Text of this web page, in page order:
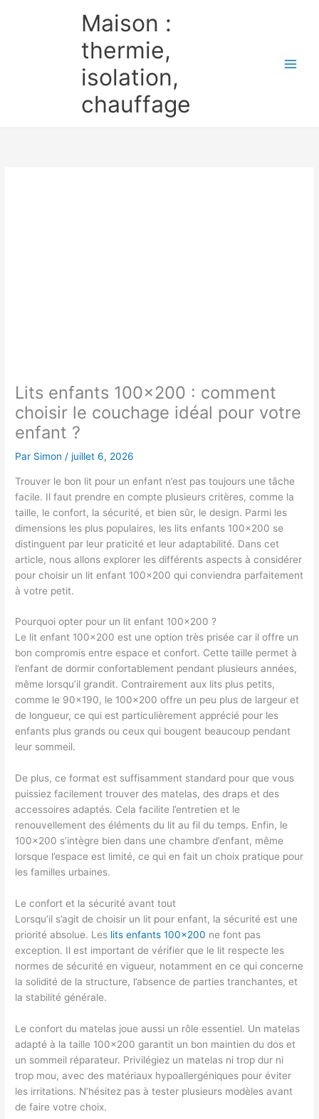
Maison :
thermie,
isolation,
chauffage
Lits enfants 100×200 : comment
choisir le couchage idéal pour votre
enfant ?
Par Simon /juillet 6, 2026
Trouver le bon lit pour un enfant n’est pas toujours une tâche
facile. Il faut prendre en compte plusieurs critères, comme la
taille, le confort, la sécurité, et bien sûr, le design. Parmi les
dimensions les plus populaires, les lits enfants 100×200 se
distinguent par leur praticité et leur adaptabilité. Dans cet
article, nous allons explorer les différents aspects à considérer
pour choisir un lit enfant 100×200 qui conviendra parfaitement
à votre petit.
Pourquoi opter pour un lit enfant 100×200 ?
Le lit enfant 100×200 est une option très prisée car il offre un
bon compromis entre espace et confort. Cette taille permet à
l’enfant de dormir confortablement pendant plusieurs années,
même lorsqu’il grandit. Contrairement aux lits plus petits,
comme le 90×190, le 100×200 offre un peu plus de largeur et
de longueur, ce qui est particulièrement apprécié pour les
enfants plus grands ou ceux qui bougent beaucoup pendant
leur sommeil.
De plus, ce format est suffisamment standard pour que vous
puissiez facilement trouver des matelas, des draps et des
accessoires adaptés. Cela facilite l’entretien et le
renouvellement des éléments du lit au fil du temps. Enfin, le
100×200 s’intègre bien dans une chambre d’enfant, même
lorsque l’espace est limité, ce qui en fait un choix pratique pour
les familles urbaines.
Le confort et la sécurité avant tout
Lorsqu’il s’agit de choisir un lit pour enfant, la sécurité est une
priorité absolue. Les lits enfants 100×200 ne font pas
exception. Il est important de vérifier que le lit respecte les
normes de sécurité en vigueur, notamment en ce qui concerne
la solidité de la structure, l’absence de parties tranchantes, et
la stabilité générale.
Le confort du matelas joue aussi un rôle essentiel. Un matelas
adapté à la taille 100×200 garantit un bon maintien du dos et
un sommeil réparateur. Privilégiez un matelas ni trop dur ni
trop mou, avec des matériaux hypoallergéniques pour éviter
les irritations. N’hésitez pas à tester plusieurs modèles avant
de faire votre choix.